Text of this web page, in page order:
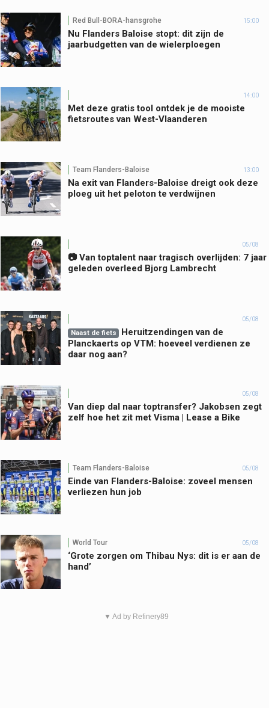
Red Bull-BORA-hansgrohe 15:00
Nu Flanders Baloise stopt: dit zijn de
jaarbudgetten van de wielerploegen
14:00
Met deze gratis tool ontdek je de mooiste
fietsroutes van West-Vlaanderen
Team Flanders-Baloise 13:00
Na exit van Flanders-Baloise dreigt ook deze
ploeg uit het peloton te verdwijnen
05/08
📷 Van toptalent naar tragisch overlijden: 7 jaar
geleden overleed Bjorg Lambrecht
05/08
Naast de fiets
Heruitzendingen van de
Planckaerts op VTM: hoeveel verdienen ze
daar nog aan?
05/08
Van diep dal naar toptransfer? Jakobsen zegt
zelf hoe het zit met Visma | Lease a Bike
Team Flanders-Baloise 05/08
Einde van Flanders-Baloise: zoveel mensen
verliezen hun job
World Tour 05/08
‘Grote zorgen om Thibau Nys: dit is er aan de
hand’
▼ Ad by Refinery89